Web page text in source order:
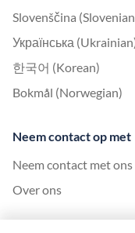
Slovenščina
Українська
한국어 (Korean)
Bokmål (Norwegian)
Neem contact op met
Neem contact met
Over ons